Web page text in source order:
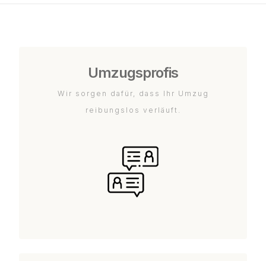
Umzugsprofis
Wir sorgen dafür, dass Ihr Umzug
reibungslos verläuft.